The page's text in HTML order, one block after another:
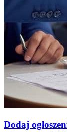
Dodaj